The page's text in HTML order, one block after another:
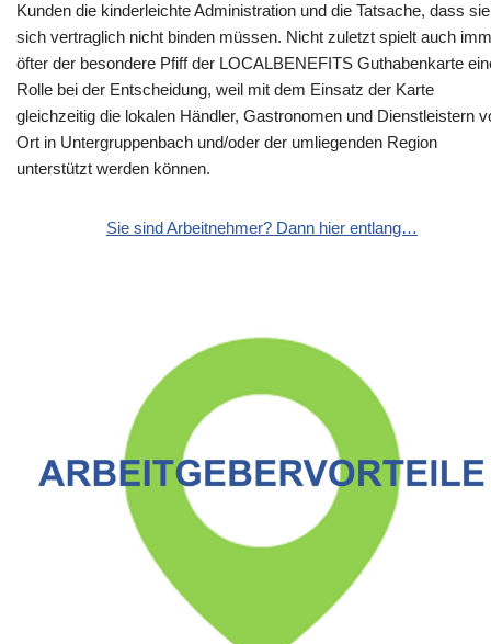
Kunden die kinderleichte Administration und die Tatsache, dass sie
sich vertraglich nicht binden müssen. Nicht zuletzt spielt auch
öfter der besondere Pfiff der LOCALBENEFITS Guthabenkarte
Rolle bei der Entscheidung, weil mit dem Einsatz der Karte
gleichzeitig die lokalen Händler, Gastronomen und Dienstleistern
Ort in Untergruppenbach und/oder der umliegenden Region
unterstützt werden können.
Sie sind Arbeitnehmer? Dann hier entlang…